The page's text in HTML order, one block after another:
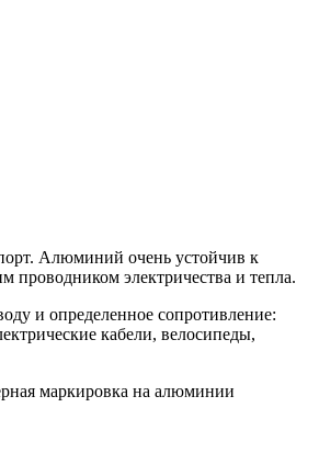
Алюминий очень устойчив к
проводником электричества и тепла.
и определенное сопротивление:
кабели, велосипеды,
маркировка на алюминии